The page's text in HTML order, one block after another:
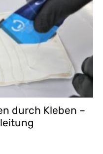
durch Kleben –